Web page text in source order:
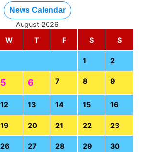
News Calendar
August 2026
W T F S S
1 2
5 6 7 8 9
12 13 14 15 16
19 20 21 22 23
26 27 28 29 30